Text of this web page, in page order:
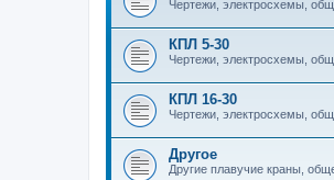
Чертежи, электросхемы,
КПЛ 5-30
Чертежи, электросхемы,
КПЛ 16-30
Чертежи, электросхемы,
Другое
Другие плавучие краны,